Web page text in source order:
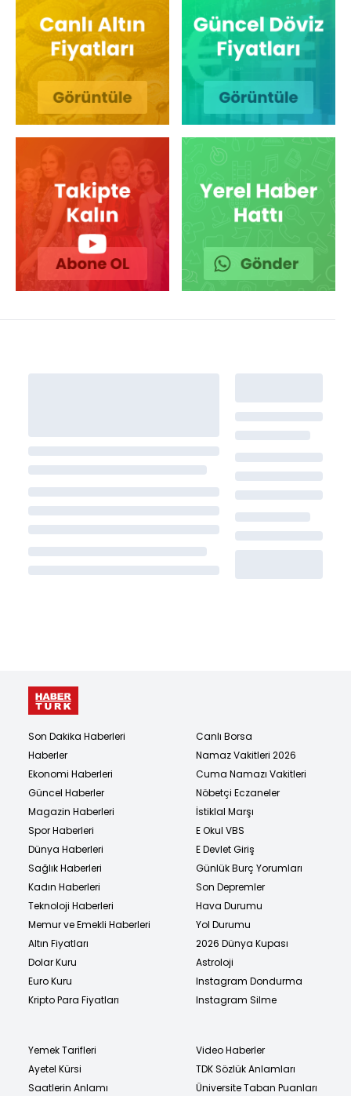
Son Dakika Haberleri
Haberler
Ekonomi Haberleri
Güncel Haberler
Magazin Haberleri
Spor Haberleri
Dünya Haberleri
Sağlık Haberleri
Kadın Haberleri
Teknoloji Haberleri
Memur ve Emekli Haberleri
Altın Fiyatları
Dolar Kuru
Euro Kuru
Kripto Para Fiyatları
Canlı Borsa
Namaz Vakitleri 2026
Cuma Namazı Vakitleri
Nöbetçi Eczaneler
İstiklal Marşı
E Okul VBS
E Devlet Giriş
Günlük Burç Yorumları
Son Depremler
Hava Durumu
Yol Durumu
2026 Dünya Kupası
Astroloji
Instagram Dondurma
Instagram Silme
Yemek Tarifleri
Ayetel Kürsi
Saatlerin Anlamı
Video Haberler
TDK Sözlük Anlamları
Üniversite Taban Puanları